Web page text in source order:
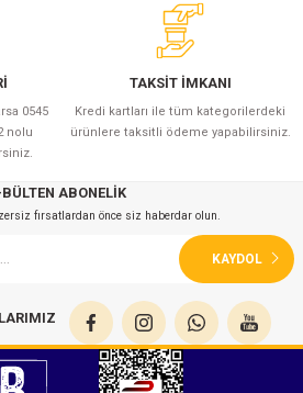
0545
nolu
TAKSİT İMKANI
Kredi kartları ile tüm kategorilerdeki
ürünlere taksitli ödeme yapabilirsiniz.
ABONELİK
fırsatlardan önce siz haberdar olun.
KAYDOL